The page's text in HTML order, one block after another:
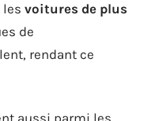
les voitures de plus
de
rendant ce
aussi parmi les